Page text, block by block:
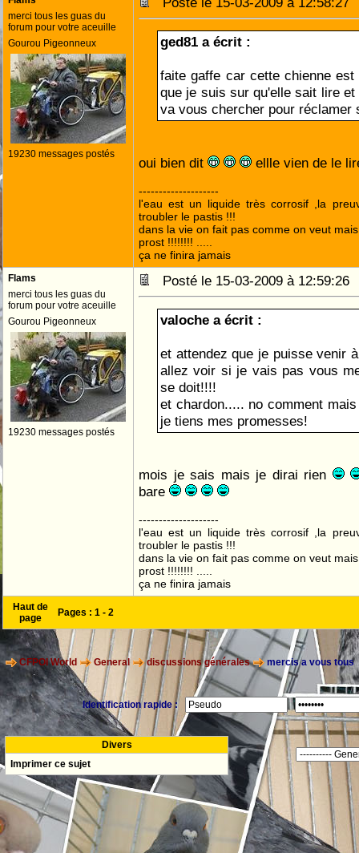
merci tous les guas du
forum pour votre aceuille
Gourou Pigeonneux
19230 messages postés
ged81 a écrit :
faite gaffe car cette chienne est
que je suis sur qu'elle sait lire
va vous chercher pour réclamer
oui bien dit ellle vien de le
--------------------
l'eau est un liquide très corrosif ,la
troubler le pastis !!!
dans la vie on fait pas comme on veut
prost !!!!!!!! .....
ça ne finira jamais
Flams
merci tous les guas du
forum pour votre aceuille
Gourou Pigeonneux
19230 messages postés
Posté le 15-03-2009 à
valoche a écrit :
et attendez que je puisse venir
allez voir si je vais pas vous
se doit!!!!
et chardon..... no comment
je tiens mes promesses!
mois je sais mais je dirai rien
bare
--------------------
l'eau est un liquide très corrosif ,la
troubler le pastis !!!
dans la vie on fait pas comme on veut
prost !!!!!!!! .....
ça ne finira jamais
Haut de
page
Pages : 1 - 2
CFPOI World General discussions générales mercis a vous tous
Identification rapide :
Divers
Imprimer ce sujet